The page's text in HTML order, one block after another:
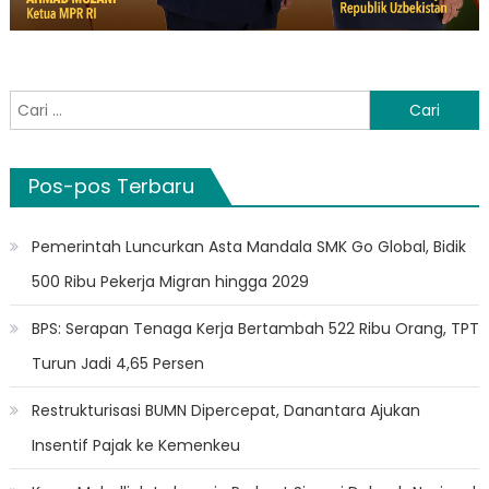
Cari
untuk:
Pos-pos Terbaru
Pemerintah Luncurkan Asta Mandala SMK Go Global, Bidik
500 Ribu Pekerja Migran hingga 2029
BPS: Serapan Tenaga Kerja Bertambah 522 Ribu Orang, TPT
Turun Jadi 4,65 Persen
Restrukturisasi BUMN Dipercepat, Danantara Ajukan
Insentif Pajak ke Kemenkeu